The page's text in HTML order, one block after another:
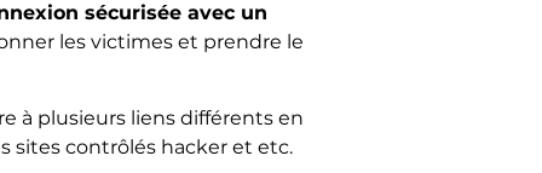
sécurisée avec un
les victimes et prendre le
à plusieurs liens différents en
sites contrôlés hacker et etc.